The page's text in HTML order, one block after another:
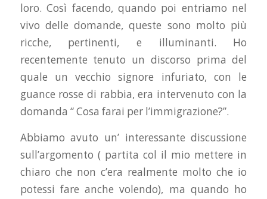
loro. Così facendo, quando poi entriamo nel
vivo delle domande, queste sono molto più
ricche, pertinenti, e illuminanti. Ho
recentemente tenuto un discorso prima del
quale un vecchio signore infuriato, con le
guance rosse di rabbia, era intervenuto con la
domanda “ Cosa farai per l’immigrazione?”.
Abbiamo avuto un’ interessante discussione
sull’argomento ( partita col il mio mettere in
chiaro che non c’era realmente molto che io
potessi fare anche volendo), ma quando ho